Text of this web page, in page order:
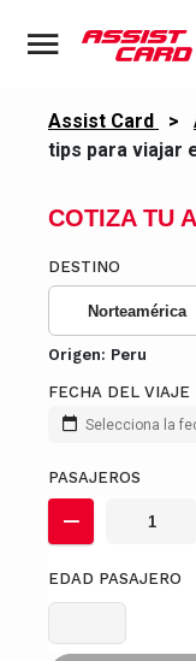
Assist Card >
tips para viajar
COTIZA TU
DESTINO
Norteamérica
Origen: Peru
FECHA DEL VIAJE
Selecciona la
PASAJEROS
EDAD PASAJERO